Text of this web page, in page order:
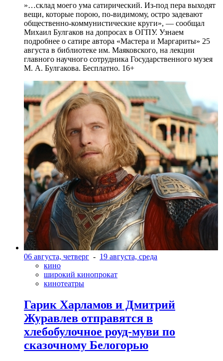
»…склад моего ума сатирический. Из-под пера выходят
вещи, которые порою, по-видимому, остро задевают
общественно-коммунистические круги», — сообщал
Михаил Булгаков на допросах в ОГПУ. Узнаем
подробнее о сатире автора «Мастера и Маргариты» 25
августа в библиотеке им. Маяковского, на лекции
главного научного сотрудника Государственного музея
М. А. Булгакова. Бесплатно. 16+
06 августа, четверг - 19 августа, среда
кино
широкий кинопрокат
кинотеатры
Гарик Харламов и Дмитрий
Журавлев отправятся в
хлебобулочное роуд-муви по
сказочному Белогорью